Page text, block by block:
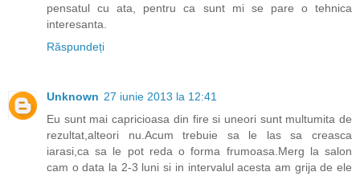
pensatul cu ata, pentru ca sunt mi se pare o tehnica
interesanta.
Răspundeți
Unknown 27 iunie 2013 la 12:41
Eu sunt mai capricioasa din fire si uneori sunt multumita de
rezultat,alteori nu.Acum trebuie sa le las sa creasca
iarasi,ca sa le pot reda o forma frumoasa.Merg la salon
cam o data la 2-3 luni si in intervalul acesta am grija de ele